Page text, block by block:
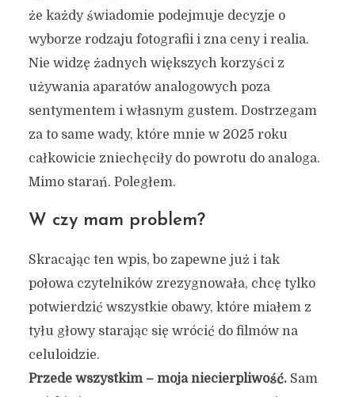
że każdy świadomie podejmuje decyzje o
wyborze rodzaju fotografii i zna ceny i realia.
Nie widzę żadnych większych korzyści z
używania aparatów analogowych poza
sentymentem i własnym gustem. Dostrzegam
za to same wady, które mnie w 2025 roku
całkowicie zniechęciły do powrotu do analoga.
Mimo starań. Poległem.
W czy mam problem?
Skracając ten wpis, bo zapewne już i tak
połowa czytelników zrezygnowała, chcę tylko
potwierdzić wszystkie obawy, które miałem z
tyłu głowy starając się wrócić do filmów na
celuloidzie.
Przede wszystkim – moja niecierpliwość.Sam